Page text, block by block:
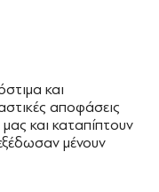
και
αποφάσεις
και καταπίπτουν
μένουν